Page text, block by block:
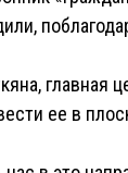
ее в